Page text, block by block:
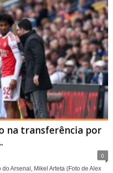
na transferência por
0
Arsenal, Mikel Arteta (Foto de Alex